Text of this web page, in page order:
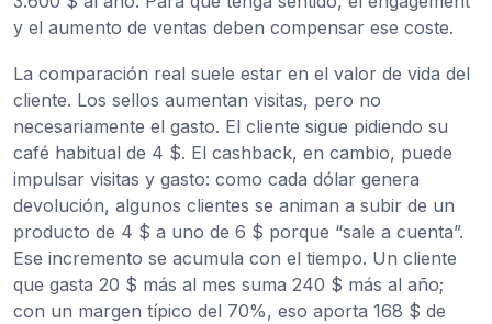
y el aumento de ventas deben compensar ese coste.
La comparación real suele estar en el valor de vida del
cliente. Los sellos aumentan visitas, pero no
necesariamente el gasto. El cliente sigue pidiendo su
café habitual de 4 $. El cashback, en cambio, puede
impulsar visitas y gasto: como cada dólar genera
devolución, algunos clientes se animan a subir de un
producto de 4 $ a uno de 6 $ porque “sale a cuenta”.
Ese incremento se acumula con el tiempo. Un cliente
que gasta 20 $ más al mes suma 240 $ más al año;
con un margen típico del 70%, eso aporta 168 $ de